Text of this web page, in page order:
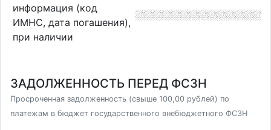
информация (код
ИМНС, дата погашения),
при наличии
ЗАДОЛЖЕННОСТЬ ПЕРЕД ФСЗН
Просроченная задолженность (свыше 100,00 рублей) по
платежам в бюджет государственного внебюджетного ФСЗН